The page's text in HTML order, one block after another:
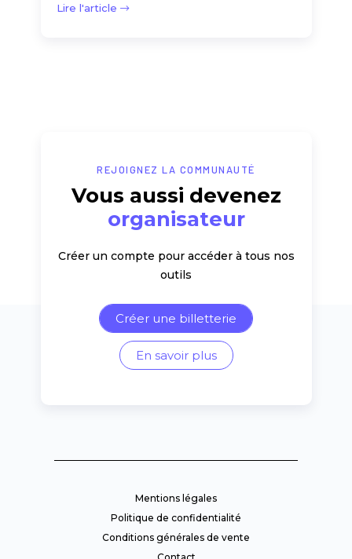
Lire l'article
REJOIGNEZ LA COMMUNAUTÉ
Vous aussi devenez
organisateur
Créer un compte pour accéder à tous nos
outils
Créer une billetterie
En savoir plus
Mentions légales
Politique de confidentialité
Conditions générales de vente
Contact